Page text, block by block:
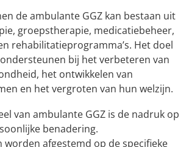
de ambulante GGZ kan bestaan uit
groepstherapie, medicatiebeheer,
rehabilitatieprogramma’s. Het doel
bij het verbeteren van
het ontwikkelen van
en het vergroten van hun welzijn.
van ambulante GGZ is de nadruk op
benadering.
worden afgestemd op de specifieke